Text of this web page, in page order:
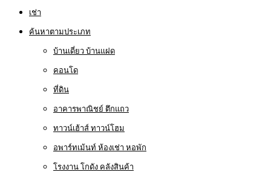
เช่า
ค้นหาตามประเภท
บ้านเดี่ยว บ้านแฝด
คอนโด
ที่ดิน
อาคารพาณิชย์ ตึกแถว
ทาวน์เฮ้าส์ ทาวน์โฮม
อพาร์ทเม้นท์ ห้องเช่า หอพัก
โรงงาน โกดัง คลังสินค้า